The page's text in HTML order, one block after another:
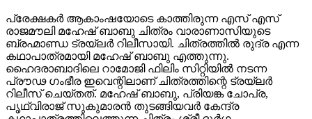
പ്രേക്ഷകർ ആകാംഷയോടെ കാത്തിരുന്ന എസ് എസ്
രാജമൗലി മഹേഷ് ബാബു ചിത്രം വാരാണാസിയുടെ
ബ്രഹ്മാണ്ഡ ട്രയ്ലർ റിലീസായി. ചിത്രത്തിൽ രുദ്ര എന്ന
കഥാപാത്രമായി മഹേഷ് ബാബു എത്തുന്നു.
ഹൈദരാബാദിലെ റാമോജി ഫിലിം സിറ്റിയിൽ നടന്ന
പ്രൗഢ ഗംഭീര ഇവെന്റിലാണ് ചിത്രത്തിന്റെ ട്രയ്ലർ
റിലീസ് ചെയ്തത്. മഹേഷ് ബാബു, പ്രിയങ്ക ചോപ്ര,
പൃഥ്വിരാജ് സുകുമാരൻ തുടങ്ങിയവർ കേന്ദ്ര